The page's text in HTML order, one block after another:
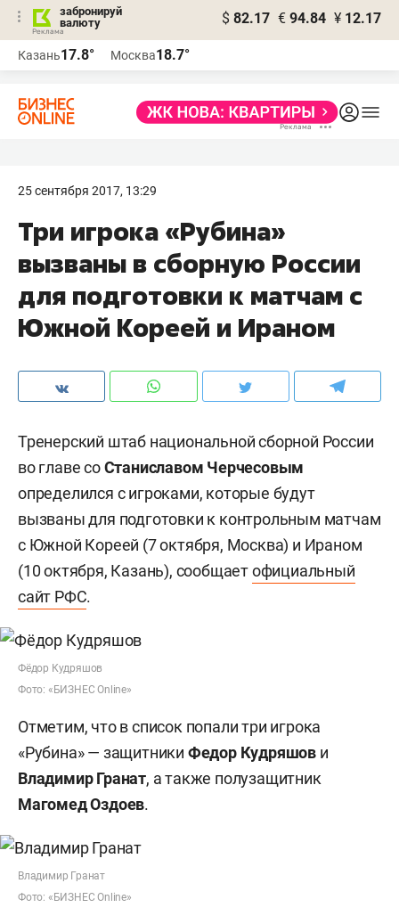
забронируй
валюту
$ 82.17 € 94.84 ¥ 12.17
Казань17.8° Москва18.7°
25 сентября 2017, 13:29
Три игрока «Рубина»
вызваны в сборную России
для подготовки к матчам с
Южной Кореей и Ираном
Тренерский штаб национальной сборной России
во главе соСтаниславом Черчесовым
определился с игроками, которые будут
вызваны для подготовки к контрольным матчам
с Южной Кореей (7 октября, Москва) и Ираном
(10 октября, Казань), сообщаетофициальный
сайт РФС.
Фёдор Кудряшов
Фото: «БИЗНЕС Online»
Отметим, что в список попали три игрока
«Рубина» — защитники Федор Кудряшов и
Владимир Гранат, а также полузащитник
Магомед Оздоев.
Владимир Гранат
Фото: «БИЗНЕС Online»